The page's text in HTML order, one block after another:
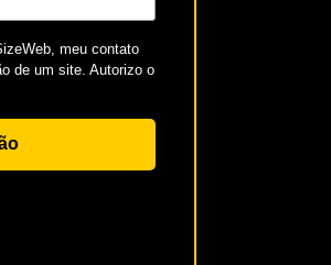
meu contato
de um site. Autorizo o